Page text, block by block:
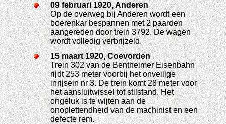
09 februari 1920, Anderen
Op de overweg bij Anderen wordt een
boerenkar bespannen met 2 paarden
aangereden door trein 3792. De wagen
wordt volledig verbrijzeld.
15 maart 1920, Coevorden
Trein 302 van de Bentheimer Eisenbahn
rijdt 253 meter voorbij het onveilige
inrijsein nr 3. De trein komt 28 meter voor
het aansluitwissel tot stilstand. Het
ongeluk is te wijten aan de
onoplettendheid van de machinist en een
defecte rem.